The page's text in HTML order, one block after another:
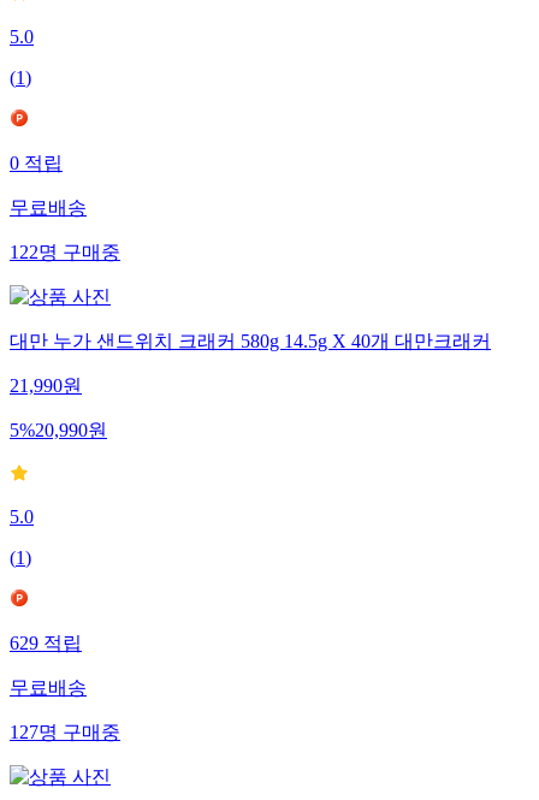
5.0
(1)
0적립
무료배송
122명구매중
대만 누가 샌드위치 크래커 580g 14.5g X 40개 대만크래커
21,990원
5%20,990원
5.0
(1)
629적립
무료배송
127명구매중